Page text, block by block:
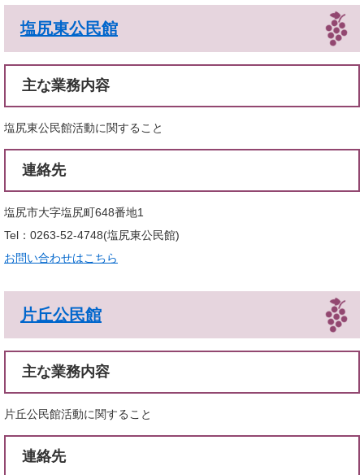
塩尻東公民館
主な業務内容
塩尻東公民館活動に関すること
連絡先
塩尻市大字塩尻町648番地1
Tel：0263-52-4748 塩尻東公民館
お問い合わせはこちら
片丘公民館
主な業務内容
片丘公民館活動に関すること
連絡先